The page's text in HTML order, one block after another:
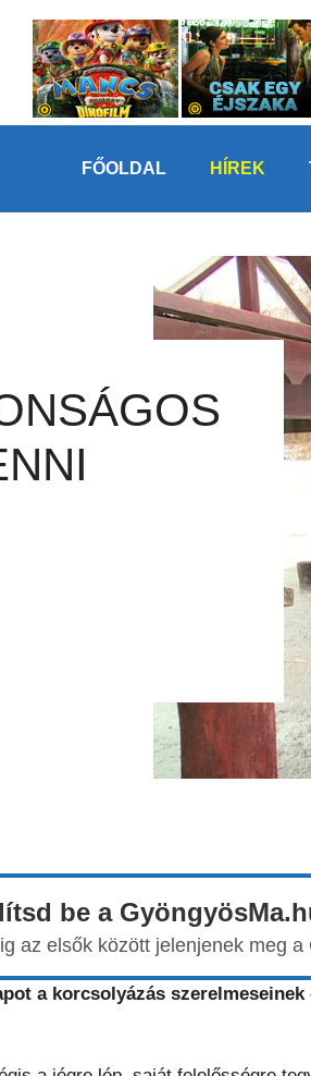
FŐOLDAL HÍREK
be a
az elsők között jelenjenek meg a
a korcsolyázás